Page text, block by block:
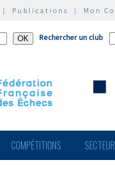
| Publications | Mon
Rechercher un club
COMPÉTITIONS